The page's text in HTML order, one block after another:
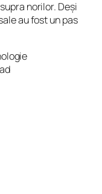
norilor. Deși
au fost un pas